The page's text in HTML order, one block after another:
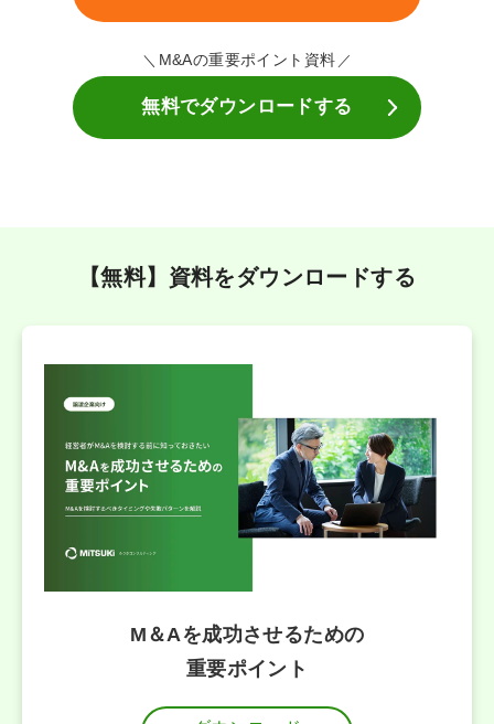
M&Aの重要ポイント資料
無料でダウンロードする
【無料】資料をダウンロードする
M＆Aを成功させるための
重要ポイント